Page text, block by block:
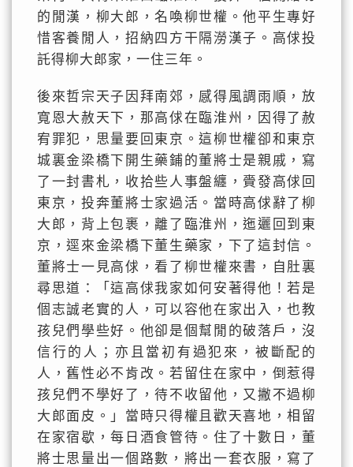
的閒漢，柳大郎，名喚柳世權。他平生專好
惜客養閒人，招納四方干隔澇漢子。高俅投
託得柳大郎家，一住三年。
後來哲宗天子因拜南郊，感得風調雨順，放
寬恩大赦天下，那高俅在臨淮州，因得了赦
宥罪犯，思量要回東京。這柳世權卻和東京
城裏金梁橋下開生藥鋪的董將士是親戚，寫
了一封書札，收拾些人事盤纏，賫發高俅回
東京，投奔董將士家過活。當時高俅辭了柳
大郎，背上包裹，離了臨淮州，迤邐回到東
京，逕來金梁橋下董生藥家，下了這封信。
董將士一見高俅，看了柳世權來書，自肚裏
尋思道：「這高俅我家如何安著得他！若是
個志誠老實的人，可以容他在家出入，也教
孩兒們學些好。他卻是個幫閒的破落戶，沒
信行的人；亦且當初有過犯來，被斷配的
人，舊性必不肯改。若留住在家中，倒惹得
孩兒們不學好了，待不收留他，又撇不過柳
大郎面皮。」當時只得權且歡天喜地，相留
在家宿歇，每日酒食管待。住了十數日，董
將士思量出一個路數，將出一套衣服，寫了